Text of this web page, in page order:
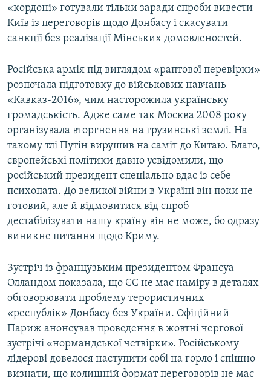
«кордоні» готували тільки заради спроби вивести
Київ із переговорів щодо Донбасу і скасувати
санкції без реалізації Мінських домовленостей.
Російська армія під виглядом «раптової перевірки»
розпочала підготовку до військових навчань
«Кавказ-2016», чим насторожила українську
громадськість. Адже саме так Москва 2008 року
організувала вторгнення на грузинські землі. На
такому тлі Путін вирушив на саміт до Китаю. Благо,
європейські політики давно усвідомили, що
російський президент спеціально вдає із себе
психопата. До великої війни в Україні він поки не
готовий, але й відмовитися від спроб
дестабілізувати нашу країну він не може, бо одразу
виникне питання щодо Криму.
Зустріч із французьким президентом Франсуа
Олландом показала, що ЄС не має наміру в деталях
обговорювати проблему терористичних
«республік» Донбасу без України. Офіційний
Париж анонсував проведення в жовтні чергової
зустрічі «нормандської четвірки». Російському
лідерові довелося наступити собі на горло і спішно
визнати, що колишній формат переговорів не має